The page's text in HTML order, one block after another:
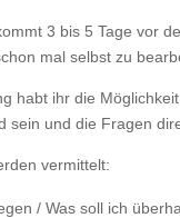
3 bis 5 Tage vor
mal selbst zu
habt ihr die
sein und die Fragen
vermittelt:
/ Was soll ich